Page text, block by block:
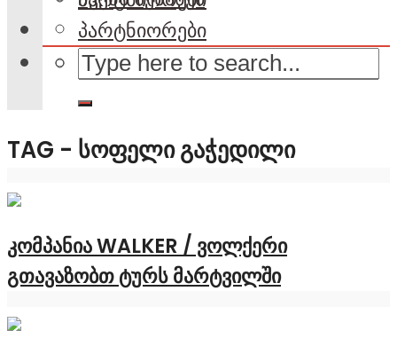
პარტნიორები
TAG - ᲡᲝᲤᲔᲚᲘ ᲒᲐᲭᲔᲓᲘᲚᲘ
კომპანია WALKER / ვოლქერი
გთავაზობთ ტურს მარტვილში